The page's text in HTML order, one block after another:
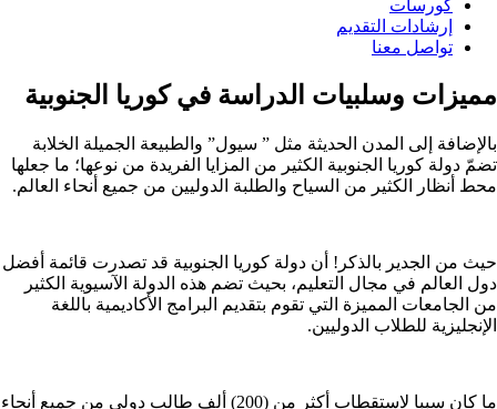
كورسات
إرشادات التقديم
تواصل معنا
مميزات وسلبيات الدراسة في كوريا الجنوبية
بالإضافة إلى المدن الحديثة مثل ” سيول” والطبيعة الجميلة الخلابة
تضمّ دولة كوريا الجنوبية الكثير من المزايا الفريدة من نوعها؛ ما جعلها
محط أنظار الكثير من السياح والطلبة الدوليين من جميع أنحاء العالم.
حيث من الجدير بالذكر! أن دولة كوريا الجنوبية قد تصدرت قائمة أفضل
دول العالم في مجال التعليم، بحيث تضم هذه الدولة الآسيوية الكثير
من الجامعات المميزة التي تقوم بتقديم البرامج الأكاديمية باللغة
الإنجليزية للطلاب الدوليين.
ما كان سببا لاستقطاب أكثر من (200) ألف طالب دولي من جميع أنحاء